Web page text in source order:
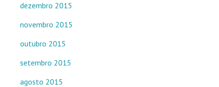
dezembro 2015
novembro 2015
outubro 2015
setembro 2015
agosto 2015